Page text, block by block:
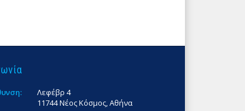
Λεφέβρ 4
11744 Νέος Κόσμος, Αθήνα